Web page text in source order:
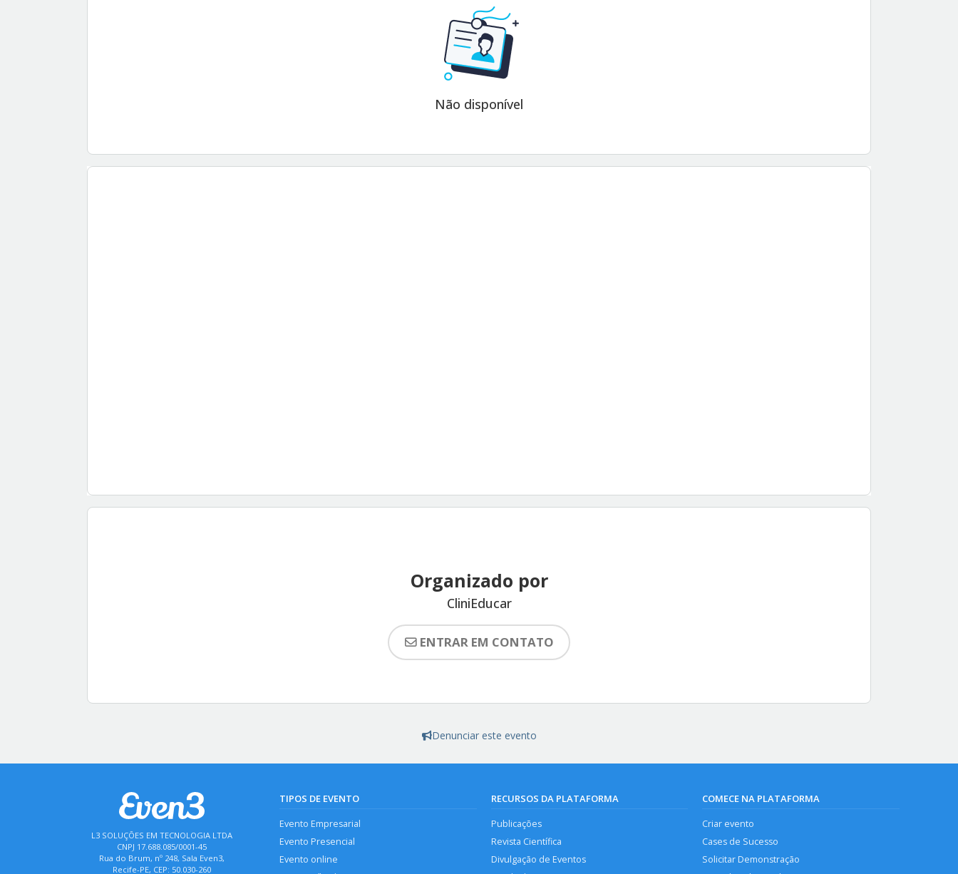
Não disponível
Organizado por
CliniEducar
ENTRAR EM CONTATO
Denunciar este evento
L3 SOLUÇÕES EM TECNOLOGIA LTDA
CNPJ 17.688.085/0001-45
Rua do Brum, nº 248, Sala Even3,
Recife-PE, CEP: 50.030-260
TIPOS DE EVENTO
Evento Empresarial
Evento Presencial
Evento online
RECURSOS DA PLATAFORMA
Publicações
Revista Científica
Divulgação de Eventos
COMECE NA PLATAFORMA
Criar evento
Cases de Sucesso
Solicitar Demonstração